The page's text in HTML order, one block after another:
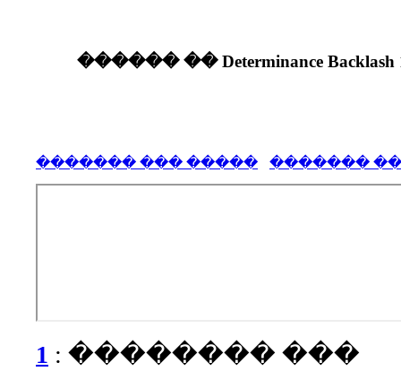
���� Determinance Backlash 140Mb only ����� ��������� 2011 �� ������
����� ���
���
1